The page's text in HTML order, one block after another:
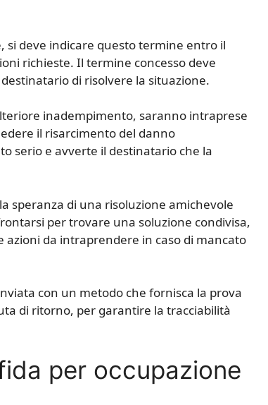
si deve indicare questo termine entro il
richieste. Il termine concesso deve
di risolvere la situazione.
inadempimento, saranno intraprese
il risarcimento del danno
serio e avverte il destinatario che la
speranza di una risoluzione amichevole
per trovare una soluzione condivisa,
da intraprendere in caso di mancato
con un metodo che fornisca la prova
di ritorno, per garantire la tracciabilità
per occupazione